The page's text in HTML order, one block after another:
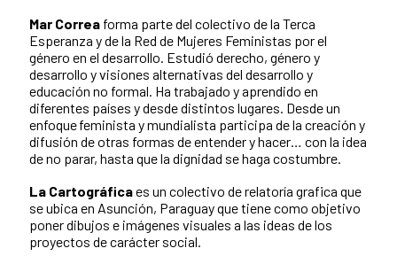
Mar Correa forma parte del colectivo de la Terca
Esperanza y de la Red de Mujeres Feministas por el
género en el desarrollo. Estudió derecho, género y
desarrollo y visiones alternativas del desarrollo y
educación no formal. Ha trabajado y aprendido en
diferentes países y desde distintos lugares. Desde un
enfoque feminista y mundialista participa de la creación y
difusión de otras formas de entender y hacer… con la idea
de no parar, hasta que la dignidad se haga costumbre.
La Cartográficaes un colectivo de relatoría grafica que
se ubica en Asunción, Paraguay que tiene como objetivo
poner dibujos e imágenes visuales a las ideas de los
proyectos de carácter social.